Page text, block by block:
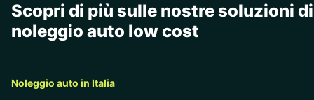
Scopri di più sulle nostre soluzioni di
noleggio auto low cost
Noleggio auto in Italia